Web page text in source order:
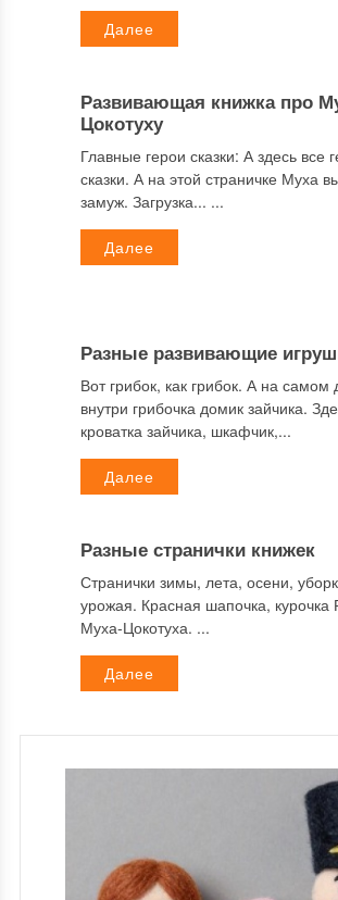
Далее
Развивающая книжка про
Цокотуху
Главные герои сказки: А здесь все
сказки. А на этой страничке Муха
замуж. Загрузка... ...
Далее
Разные развивающие
Вот грибок, как грибок. А на самом
внутри грибочка домик зайчика.
кроватка зайчика, шкафчик,...
Далее
Разные странички книжек
Странички зимы, лета, осени,
урожая. Красная шапочка, курочка
Муха-Цокотуха. ...
Далее